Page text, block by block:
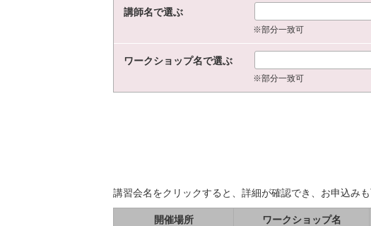
講師名で選ぶ
※部分一致可
ワークショップ名で選ぶ
※部分一致可
講習会名をクリックすると、詳細が確認でき、お申込みも
開催場所 ワークショップ名